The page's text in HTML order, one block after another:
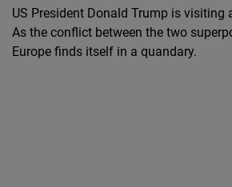
US President Donald Trump is visiting
As the conflict between the two
Europe finds itself in a quandary.